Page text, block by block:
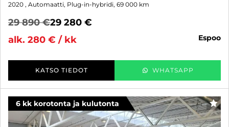
2020 , Automaatti, Plug-in-hybridi, 69 000 km
29 890 €29 280 €
alk. 280 € / kk
espoo
KATSO TIEDOT WHATSAPP
6 kk korotonta ja kulutonta